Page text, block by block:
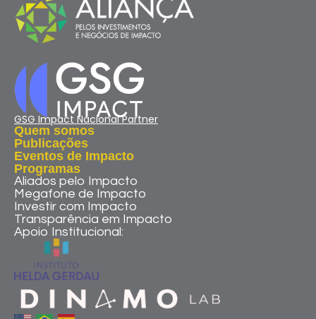
GSG Impact Nacional Partner
Quem somos
Publicações
Eventos de Impacto
Programas
Aliados pelo Impacto
Megafone de Impacto
Investir com Impacto
Transparência em Impacto
Apoio Institucional: